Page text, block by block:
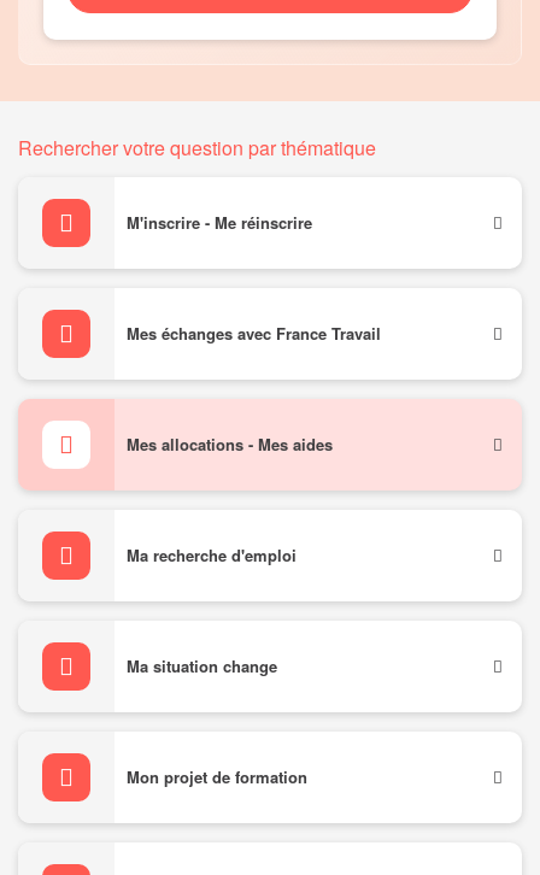
VOTRE
Rechercher votre question par thématique
M'inscrire - Me réinscrire
Mes échanges avec France Travail
Mes allocations - Mes aides
Ma recherche d'emploi
Ma situation change
Mon projet de formation